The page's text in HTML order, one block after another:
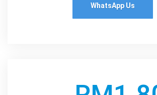
WhatsApp Us